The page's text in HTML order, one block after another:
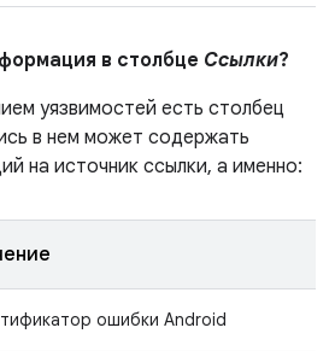
в столбце Ссылки?
уязвимостей есть столбец
в нем может содержать
на источник ссылки, а именно:
ошибки Android